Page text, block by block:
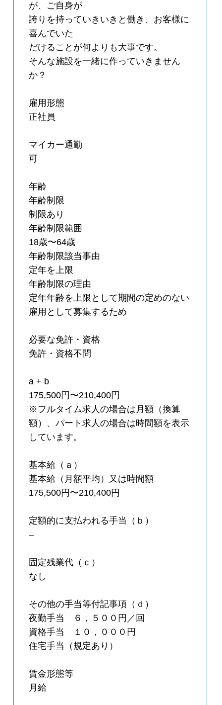
が、ご自身が
誇りを持っていきいきと働き、お客様に
喜んでいた
だけることが何よりも大事です。
そんな施設を一緒に作っていきません
か？
雇用形態
正社員
マイカー通勤
可
年齢
年齢制限
制限あり
年齢制限範囲
18歳〜64歳
年齢制限該当事由
定年を上限
年齢制限の理由
定年年齢を上限として期間の定めのない
雇用として募集するため
必要な免許・資格
免許・資格不問
a + b
175,500円〜210,400円
※フルタイム求人の場合は月額（換算
額）、パート求人の場合は時間額を表示
しています。
基本給（ａ）
基本給（月額平均）又は時間額
175,500円〜210,400円
定額的に支払われる手当（ｂ）
–
固定残業代（ｃ）
なし
その他の手当等付記事項（ｄ）
夜勤手当 ６，５００円／回
資格手当 １０，０００円
住宅手当（規定あり）
賃金形態等
月給